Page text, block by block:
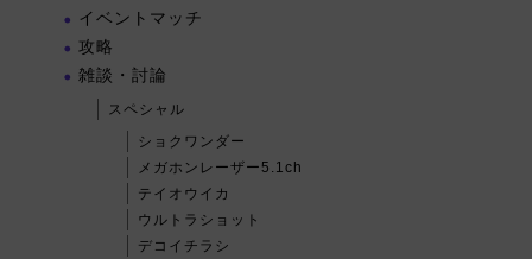
イベントマッチ
攻略
雑談・討論
スペシャル
ショクワンダー
メガホンレーザー5.1ch
テイオウイカ
ウルトラショット
デコイチラシ